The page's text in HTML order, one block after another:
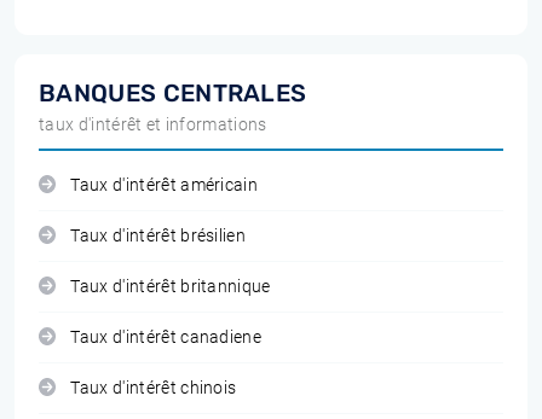
BANQUES CENTRALES
taux d'intérêt et informations
Taux d'intérêt américain
Taux d'intérêt brésilien
Taux d'intérêt britannique
Taux d'intérêt canadiene
Taux d'intérêt chinois